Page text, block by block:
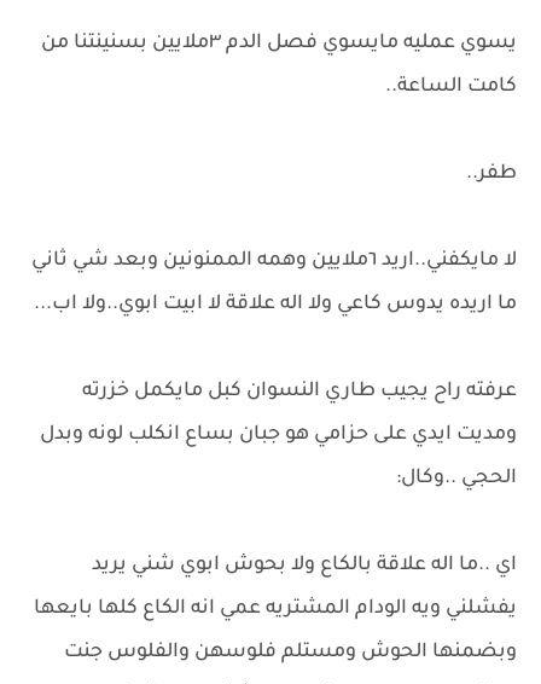
يسوي عمليه مايسوي فصل الدم ٣ملايين بسنينتنا من
كامت الساعة..
طفر..
لا مايكفني..اريد ٦ملايين وهمه الممنونين وبعد شي ثاني
ما اريده يدوس كاعي ولا اله علاقة لا ابيت ابوي..ولا اب...
عرفته راح يجيب طاري النسوان كبل مايكمل خزرته
ومديت ايدي على حزامي هو جبان بساع انكلب لونه وبدل
الحجي ..وكال:
اي ..ما اله علاقة بالكاع ولا بحوش ابوي شني يريد
يفشلني ويه الودام المشتريه عمي انه الكاع كلها بايعها
وبضمنها الحوش ومستلم فلوسهن والفلوس جنت